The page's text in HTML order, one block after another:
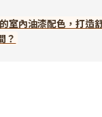
室內油漆配色，打造
？